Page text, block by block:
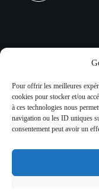
Pour offrir les meilleures
cookies pour stocker et/ou
à ces technologies nous
navigation ou les ID uniques
consentement peut avoir un
L'abus d'alcool est